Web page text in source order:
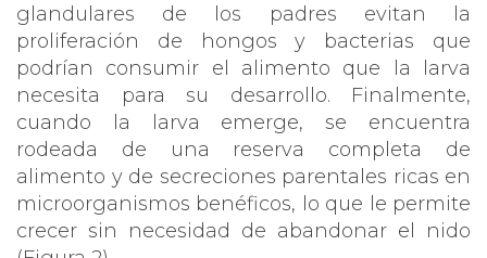
glandulares de los padres evitan la
proliferación de hongos y bacterias que
podrían consumir el alimento que la larva
necesita para su desarrollo. Finalmente,
cuando la larva emerge, se encuentra
rodeada de una reserva completa de
alimento y de secreciones parentales ricas en
microorganismos benéficos, lo que le permite
crecer sin necesidad de abandonar el nido